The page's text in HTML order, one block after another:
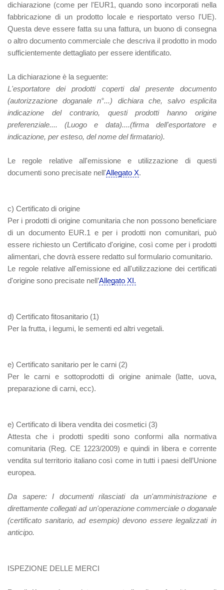
dichiarazione (come per l'EUR1, quando sono incorporati nella
fabbricazione di un prodotto locale e riesportato verso l'UE).
Questa deve essere fatta su una fattura, un buono di consegna
o altro documento commerciale che descriva il prodotto in modo
sufficientemente dettagliato per essere identificato.
La dichiarazione è la seguente:
L'esportatore dei prodotti coperti dal presente documento
(autorizzazione doganale n°...) dichiara che, salvo esplicita
indicazione del contrario, questi prodotti hanno origine
preferenziale.... (Luogo e data)....(firma dell'esportatore e
indicazione, per esteso, del nome del firmatario).
Le regole relative all'emissione e utilizzazione di questi
documenti sono precisate nell'Allegato X.
c) Certificato di origine
Per i prodotti di origine comunitaria che non possono beneficiare
di un documento EUR.1 e per i prodotti non comunitari, può
essere richiesto un Certificato d'origine, così come per i prodotti
alimentari, che dovrà essere redatto sul formulario comunitario.
Le regole relative all'emissione ed all'utilizzazione dei certificati
d'origine sono precisate nell’Allegato XI.
d) Certificato fitosanitario (1)
Per la frutta, i legumi, le sementi ed altri vegetali.
e) Certificato sanitario per le carni (2)
Per le carni e sottoprodotti di origine animale (latte, uova,
preparazione di carni, ecc).
e) Certificato di libera vendita dei cosmetici (3)
Attesta che i prodotti spediti sono conformi alla normativa
comunitaria (Reg. CE 1223/2009) e quindi in libera e corrente
vendita sul territorio italiano così come in tutti i paesi dell’Unione
europea.
Da sapere: I documenti rilasciati da un'amministrazione e
direttamente collegati ad un'operazione commerciale o doganale
(certificato sanitario, ad esempio) devono essere legalizzati in
anticipo.
ISPEZIONE DELLE MERCI